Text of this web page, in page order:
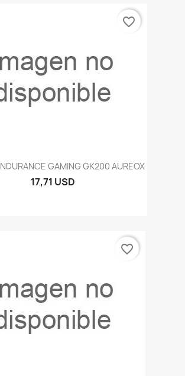
GAMING GK200 AUREOX
17,71 USD
favorite_border
favorite_border